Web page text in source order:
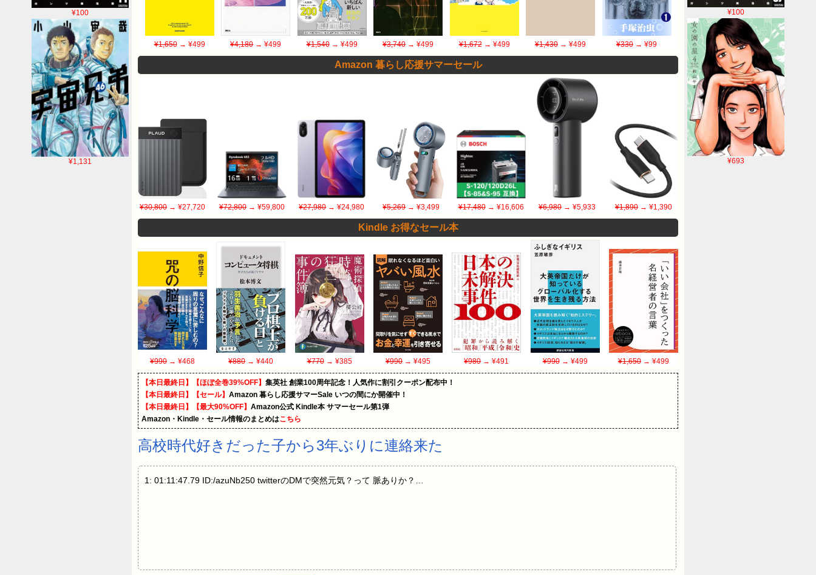
¥100
¥693
¥100
¥1,131
¥1,650→ ¥499 ¥4,180 → ¥499 ¥1,540→ ¥499 ¥3,740 → ¥499 ¥1,672→ ¥499 ¥1,430 → ¥499 ¥330 → ¥99
Amazon 暮らし応援サマーセール
¥30,800 → ¥27,720 ¥72,800→ ¥59,800 ¥27,980→ ¥24,980 ¥5,269→ ¥3,499 ¥17,480→ ¥16,606 ¥6,980→ ¥5,933 ¥1,890→ ¥1,390
Kindle お得なセール本
¥990 → ¥468 ¥880→ ¥440 ¥770→ ¥385 ¥990→ ¥495 ¥980→ ¥491 ¥990→ ¥499 ¥1,650→ ¥499
【本日最終日】【ほぼ全巻39%OFF】 集英社 創業100周年記念！人気作に割引クーポン配布中！
【本日最終日】【セール】 Amazon 暮らし応援サマーSale いつの間にか開催中！
【本日最終日】【最大90%OFF】 Amazon公式 Kindle本 サマーセール第1弾
Amazon・Kindle・セール情報のまとめはこちら
高校時代好きだった子から3年ぶりに連絡来た
1: 01:11:47.79 ID:/azuNb250 twitterのDMで突然元気？って 脈ありか？…